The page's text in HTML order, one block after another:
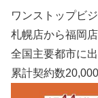
ワンストップビ
札幌店から福岡
全国主要都市に
累計契約数20,000